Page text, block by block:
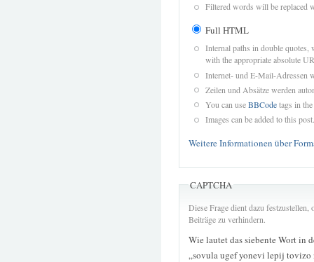
Filtered words will be replaced
Full HTML
Internal paths in double quotes,
with the appropriate absolute
Internet- und E-Mail-Adressen
Zeilen und Absätze werden
You can useBBCodetags in
Images can be added to this post.
Weitere Informationen über
CAPTCHA
Diese Frage dient dazu
Beiträge zu verhindern.
Wie lautet das siebente Wort in
„sovula ugef yonevi lepij